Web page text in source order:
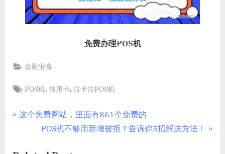
免费办理POS机
金融业务
Tags:
POS机,信用卡,拉卡拉POS机
文
P
这个免费网站，里面有861个免费的
N
POS机不够用新增被拒？告诉你5招解决方法！